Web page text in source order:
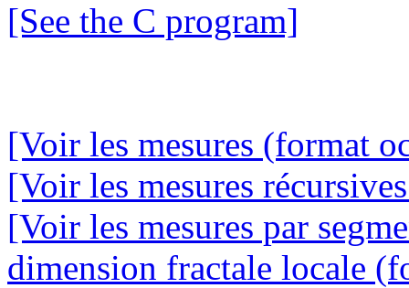
[See the C program]
[Voir les mesures (format
[Voir les mesures
[Voir les mesures par
dimension fractale locale